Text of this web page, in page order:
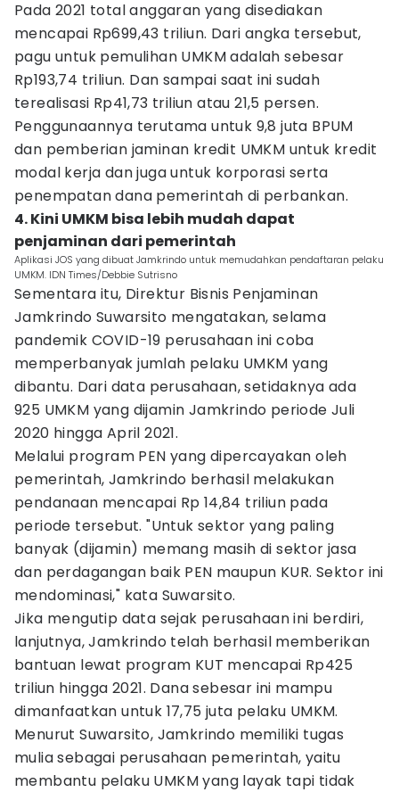
Pada 2021 total anggaran yang disediakan
mencapai Rp699,43 triliun. Dari angka tersebut,
pagu untuk pemulihan UMKM adalah sebesar
Rp193,74 triliun. Dan sampai saat ini sudah
terealisasi Rp41,73 triliun atau 21,5 persen.
Penggunaannya terutama untuk 9,8 juta BPUM
dan pemberian jaminan kredit UMKM untuk kredit
modal kerja dan juga untuk korporasi serta
penempatan dana pemerintah di perbankan.
4. Kini UMKM bisa lebih mudah dapat
penjaminan dari pemerintah
Aplikasi JOS yang dibuat Jamkrindo untuk memudahkan pendaftaran pelaku
UMKM. IDN Times/Debbie Sutrisno
Sementara itu, Direktur Bisnis Penjaminan
Jamkrindo Suwarsito mengatakan, selama
pandemik COVID-19 perusahaan ini coba
memperbanyak jumlah pelaku UMKM yang
dibantu. Dari data perusahaan, setidaknya ada
925 UMKM yang dijamin Jamkrindo periode Juli
2020 hingga April 2021.
Melalui program PEN yang dipercayakan oleh
pemerintah, Jamkrindo berhasil melakukan
pendanaan mencapai Rp 14,84 triliun pada
periode tersebut. "Untuk sektor yang paling
banyak (dijamin) memang masih di sektor jasa
dan perdagangan baik PEN maupun KUR. Sektor ini
mendominasi," kata Suwarsito.
Jika mengutip data sejak perusahaan ini berdiri,
lanjutnya, Jamkrindo telah berhasil memberikan
bantuan lewat program KUT mencapai Rp425
triliun hingga 2021. Dana sebesar ini mampu
dimanfaatkan untuk 17,75 juta pelaku UMKM.
Menurut Suwarsito, Jamkrindo memiliki tugas
mulia sebagai perusahaan pemerintah, yaitu
membantu pelaku UMKM yang layak tapi tidak